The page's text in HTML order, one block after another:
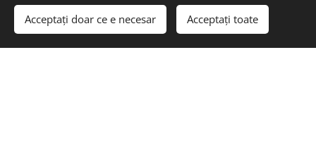
Acceptați doar ce e necesar Acceptați toate